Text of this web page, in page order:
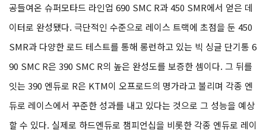
공들여온 슈퍼모타드 라인업 690 SMC R과 450 SMR에서 얻은 데
이터로 완성됐다. 극단적인 수준으로 레이스 트랙에 초점을 둔 450
SMR과 다양한 로드 테스트를 통해 롱런하고 있는 빅 싱글 단기통 6
90 SMC R은 390 SMC R의 높은 완성도를 보증한 셈이다. 그 뒤를
잇는 390 엔듀로 R은 KTM이 오프로드의 명가라고 불리며 각종 엔
듀로 레이스에서 꾸준한 성과를 내고 있다는 것으로 그 성능을 예상
할 수 있다. 실제로 하드엔듀로 챔피언십을 비롯한 각종 엔듀로 레이